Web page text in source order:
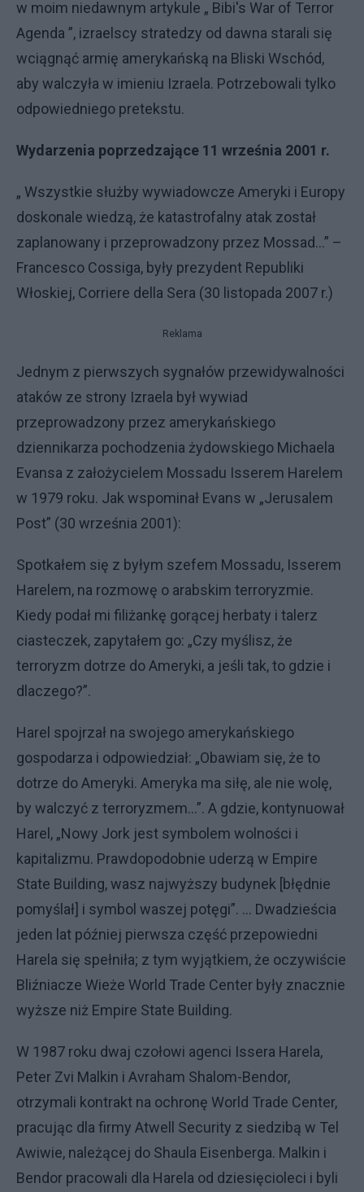
w moim niedawnym artykule „ Bibi's War of Terror
Agenda ”, izraelscy stratedzy od dawna starali się
wciągnąć armię amerykańską na Bliski Wschód,
aby walczyła w imieniu Izraela. Potrzebowali tylko
odpowiedniego pretekstu.
Wydarzenia poprzedzające 11 września 2001 r.
„ Wszystkie służby wywiadowcze Ameryki i Europy
doskonale wiedzą, że katastrofalny atak został
zaplanowany i przeprowadzony przez Mossad…” –
Francesco Cossiga, były prezydent Republiki
Włoskiej, Corriere della Sera (30 listopada 2007 r.)
Reklama
Jednym z pierwszych sygnałów przewidywalności
ataków ze strony Izraela był wywiad
przeprowadzony przez amerykańskiego
dziennikarza pochodzenia żydowskiego Michaela
Evansa z założycielem Mossadu Isserem Harelem
w 1979 roku. Jak wspominał Evans w „Jerusalem
Post” (30 września 2001):
Spotkałem się z byłym szefem Mossadu, Isserem
Harelem, na rozmowę o arabskim terroryzmie.
Kiedy podał mi filiżankę gorącej herbaty i talerz
ciasteczek, zapytałem go: „Czy myślisz, że
terroryzm dotrze do Ameryki, a jeśli tak, to gdzie i
dlaczego?”.
Harel spojrzał na swojego amerykańskiego
gospodarza i odpowiedział: „Obawiam się, że to
dotrze do Ameryki. Ameryka ma siłę, ale nie wolę,
by walczyć z terroryzmem…”. A gdzie, kontynuował
Harel, „Nowy Jork jest symbolem wolności i
kapitalizmu. Prawdopodobnie uderzą w Empire
State Building, wasz najwyższy budynek [błędnie
pomyślał] i symbol waszej potęgi”. … Dwadzieścia
jeden lat później pierwsza część przepowiedni
Harela się spełniła; z tym wyjątkiem, że oczywiście
Bliźniacze Wieże World Trade Center były znacznie
wyższe niż Empire State Building.
W 1987 roku dwaj czołowi agenci Issera Harela,
Peter Zvi Malkin i Avraham Shalom-Bendor,
otrzymali kontrakt na ochronę World Trade Center,
pracując dla firmy Atwell Security z siedzibą w Tel
Awiwie, należącej do Shaula Eisenberga. Malkin i
Bendor pracowali dla Harela od dziesięcioleci i byli